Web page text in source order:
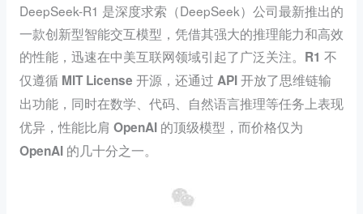
DeepSeek-R1 是深度求索（DeepSeek）公司最新推出的
一款创新型智能交互模型，凭借其强大的推理能力和高效
的性能，迅速在中美互联网领域引起了广泛关注。 R1 不
仅遵循 MIT License 开源，还通过 API 开放了思维链输
出功能，同时在数学、代码、自然语言推理等任务上表现
优异，性能比肩 OpenAI 的顶级模型，而价格仅为
OpenAI 的几十分之一。